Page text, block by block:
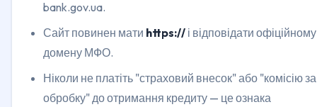
bank.gov.ua.
Сайт повинен мати https:// і відповідати офіційному
домену МФО.
Ніколи не платіть "страховий внесок" або "комісію за
обробку" до отримання кредиту — це ознака